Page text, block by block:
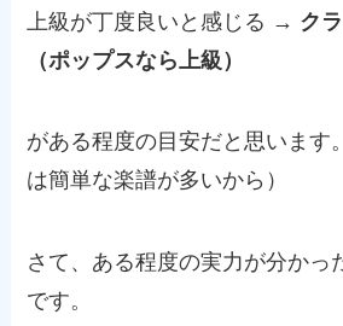
上級が丁度良いと感じる → ク
（ポップスなら上級）
がある程度の目安だと思います
は簡単な楽譜が多いから）
さて、ある程度の実力が分かっ
です。